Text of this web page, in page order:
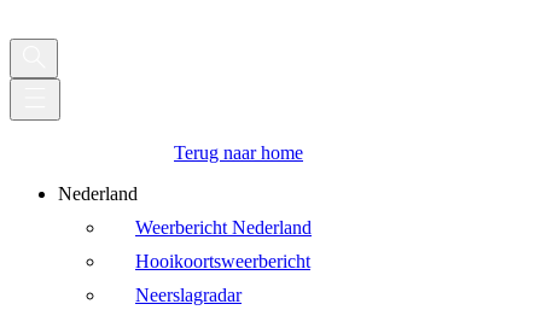
Terug naar home
Nederland
Weerbericht Nederland
Hooikoortsweerbericht
Neerslagradar